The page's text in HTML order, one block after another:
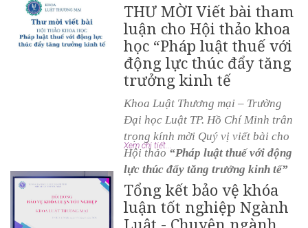
THƯ MỜI Viết bài tham
luận cho Hội thảo khoa
học “Pháp luật thuế với
động lực thúc đẩy tăng
trưởng kinh tế
Khoa Luật Thương mại – Trường
Đại học Luật TP. Hồ Chí Minh trân
trọng kính mời Quý vị viết bài cho
Hội thảo“Pháp luật thuế với động
lực thúc đẩy tăng trưởng kinh tế”
Xem chi tiết...
Tổng kết bảo vệ khóa
luận tốt nghiệp Ngành
Luật - Chuyên ngành